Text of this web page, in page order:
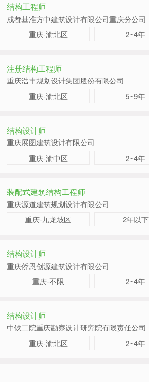
结构工程师
成都基准方中建筑设计有限公司重庆分公司
重庆-渝北区
2~4年
注册结构工程师
重庆浩丰规划设计集团股份有限公司
重庆-渝北区
5~9年
结构设计师
重庆展图建筑设计有限公司
重庆-渝中区
2~4年
装配式建筑结构工程师
重庆源道建筑规划设计有限公司
重庆-九龙坡区
2年以下
结构设计师
重庆侨恩创源建筑设计有限公司
重庆-不限
2~4年
结构设计师
中铁二院重庆勘察设计研究院有限责任公司
重庆-渝北区
2~4年